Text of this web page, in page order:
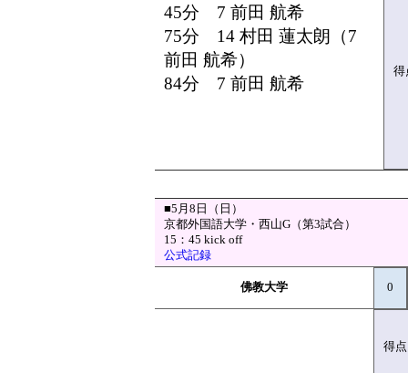
45分 7 前田 航希
75分 14 村田 蓮太朗（7
前田 航希）
84分 7 前田 航希
得
■5月8日（日）
京都外国語大学・西山G（第3試合）
15：45 kick off
公式記録
佛教大学 0
得